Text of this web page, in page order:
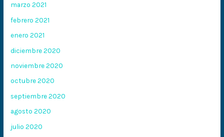
marzo 2021
febrero 2021
enero 2021
diciembre 2020
noviembre 2020
octubre 2020
septiembre 2020
agosto 2020
julio 2020